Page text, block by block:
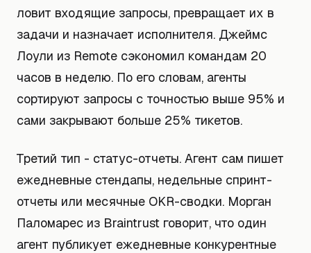
ловит входящие запросы, превращает их в
задачи и назначает исполнителя. Джеймс
Лоули из Remote сэкономил командам 20
часов в неделю. По его словам, агенты
сортируют запросы с точностью выше 95% и
сами закрывают больше 25% тикетов.
Третий тип - статус-отчеты. Агент сам пишет
ежедневные стендапы, недельные спринт-
отчеты или месячные OKR-сводки. Морган
Паломарес из Braintrust говорит, что один
агент публикует ежедневные конкурентные